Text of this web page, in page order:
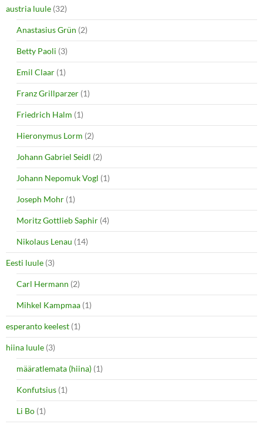
o
)
d
w
)
austria luule (32)
Anastasius Grün (2)
Betty Paoli (3)
Emil Claar (1)
Franz Grillparzer (1)
Friedrich Halm (1)
Hieronymus Lorm (2)
Johann Gabriel Seidl (2)
Johann Nepomuk Vogl (1)
Joseph Mohr (1)
Moritz Gottlieb Saphir (4)
Nikolaus Lenau (14)
Eesti luule (3)
Carl Hermann (2)
Mihkel Kampmaa (1)
esperanto keelest (1)
hiina luule (3)
määratlemata (hiina) (1)
Konfutsius (1)
Li Bo (1)